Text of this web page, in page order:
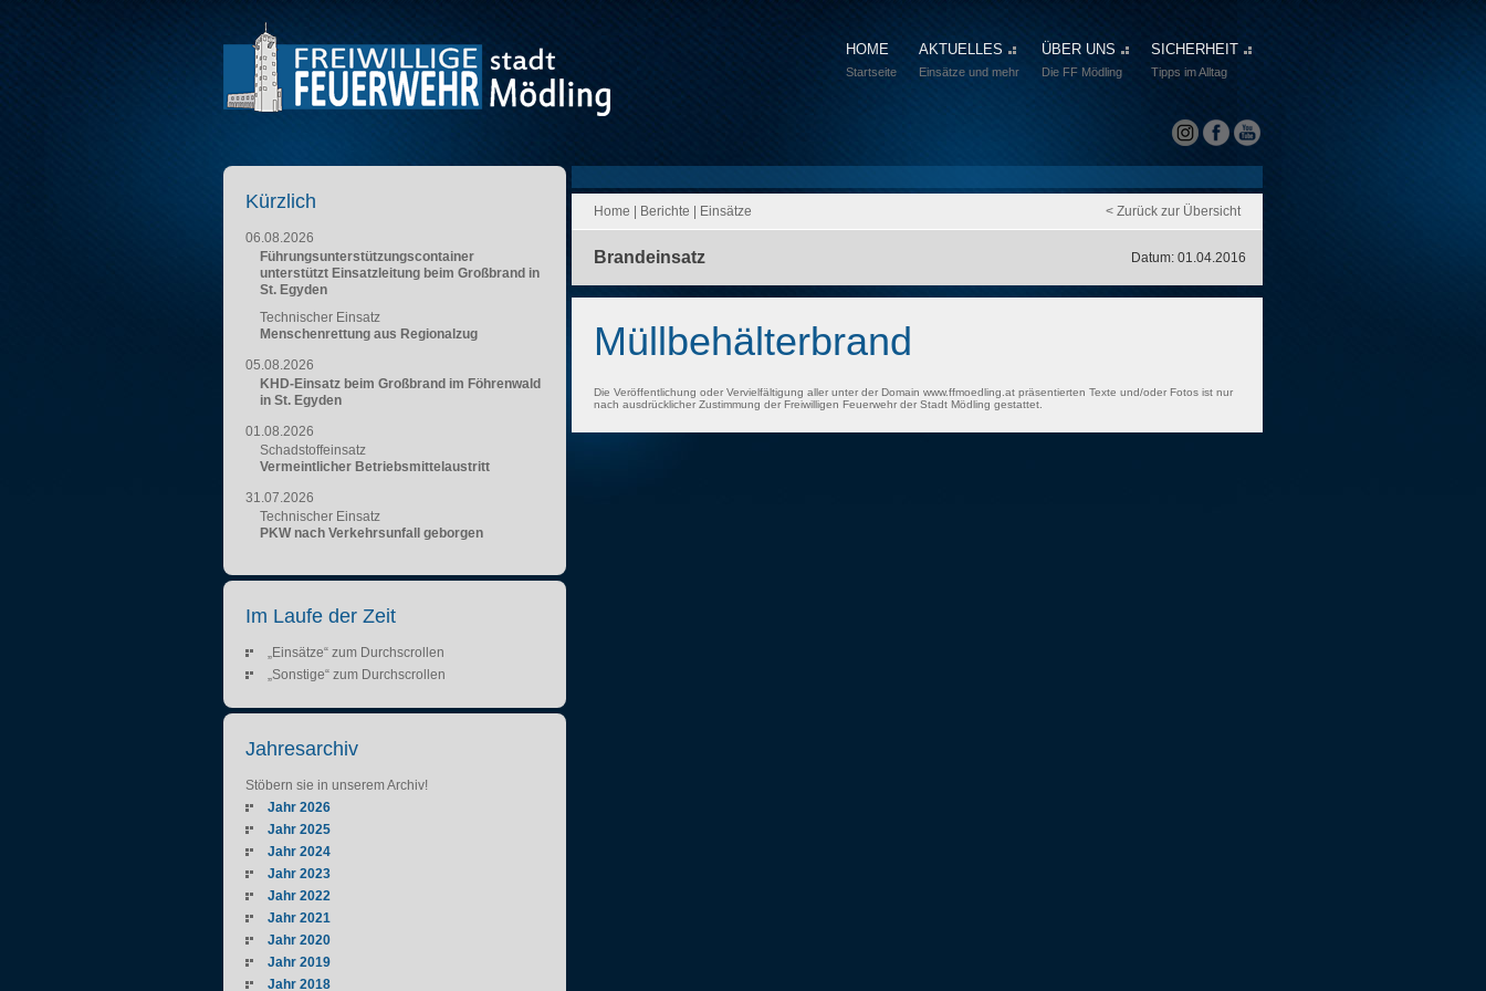
HOME
Startseite
AKTUELLES
Einsätze und mehr
ÜBER UNS
Die FF Mödling
SICHERHEIT
Tipps im Alltag
Home Berichte Einsätze < Zurück zur Übersicht
Brandeinsatz Datum: 01.04.2016
Müllbehälterbrand
Die Veröffentlichung oder Vervielfältigung aller unter der Domain www.ffmoedling.at präsentierten Texte und/oder Fotos ist nur
nach ausdrücklicher Zustimmung der Freiwilligen Feuerwehr der Stadt Mödling gestattet.
Kürzlich
06.08.2026
Führungsunterstützungscontainer
unterstützt Einsatzleitung beim Großbrand in
St. Egyden
Technischer Einsatz
Menschenrettung aus Regionalzug
05.08.2026
KHD-Einsatz beim Großbrand im Föhrenwald
in St. Egyden
01.08.2026
Schadstoffeinsatz
Vermeintlicher Betriebsmittelaustritt
31.07.2026
Technischer Einsatz
PKW nach Verkehrsunfall geborgen
Im Laufe der Zeit
„Einsätze“ zum Durchscrollen
„Sonstige“ zum Durchscrollen
Jahresarchiv
Stöbern sie in unserem Archiv!
Jahr 2026
Jahr 2025
Jahr 2024
Jahr 2023
Jahr 2022
Jahr 2021
Jahr 2020
Jahr 2019
Jahr 2018